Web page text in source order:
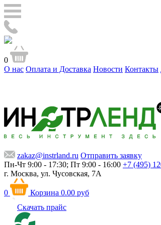
0
О нас Оплата и Доставка Новости Контакты
zakaz@instrland.ru Отправить заявку
Пн-Чт 9:00 - 17:30; Пт 9:00 - 16:00 +7 (495)
г. Москва, ул. Чусовская, 7А
0 Корзина 0.00 руб
Скачать прайс